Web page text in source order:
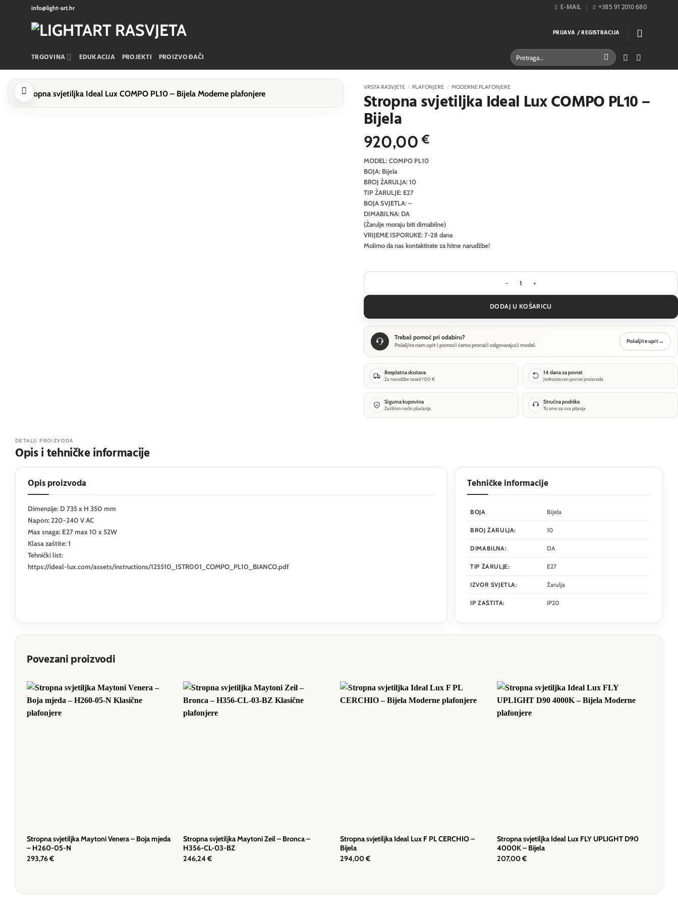
info@light-art.hr E-MAIL +385 91 2010 680
PRIJAVA / REGISTRACIJA
TRGOVINA EDUKACIJA PROJEKTI PROIZVOĐAČI Pretraži:
VRSTA RASVJETE / PLAFONJERE / MODERNE PLAFONJERE
Stropna svjetiljka Ideal Lux COMPO PL10 –
Bijela
920,00€
MODEL: COMPO PL10
BOJA: Bijela
BROJ ŽARULJA: 10
TIP ŽARULJE: E27
BOJA SVJETLA: –
DIMABILNA: DA
(Žarulje moraju biti dimabilne)
VRIJEME ISPORUKE: 7-28 dana
Molimo da nas kontaktirate za hitne narudžbe!
Stropna svjetiljka Ideal Lux COMPO PL10 - Bijela
DODAJ U KOŠARICU
Trebaš pomoć pri odabiru?
Pošaljite nam upit i pomoći ćemo pronaći odgovarajući model.
Pošaljite upit→
Besplatna dostava
Za narudžbe iznad 100 €
14 dana za povrat
Jednostavan povrat proizvoda
Sigurna kupovina
Zaštićen način plaćanja
Stručna podrška
Tu smo za sva pitanja
DETALJI PROIZVODA
Opis i tehničke informacije
Opis proizvoda
Dimenzije: D 735 x H 350 mm
Napon: 220-240 V AC
Max snaga: E27 max 10 x 52W
Klasa zaštite: 1
Tehnički list:
https://ideal-lux.com/assets/instructions/125510_ISTR001_COMPO_PL10_BIANCO.pdf
Tehničke informacije
BOJA Bijela
BROJ ŽARULJA: 10
DIMABILNA: DA
TIP ŽARULJE: E27
IZVOR SVJETLA: Žarulja
IP ZAŠTITA: IP20
Povezani proizvodi
Stropna svjetiljka Maytoni Venera – Boja mjeda
– H260-05-N
293,76€
Stropna svjetiljka Maytoni Zeil – Bronca –
H356-CL-03-BZ
246,24€
Stropna svjetiljka Ideal Lux F PL CERCHIO –
Bijela
294,00€
Stropna svjetiljka Ideal Lux FLY UPLIGHT D90
4000K – Bijela
207,00€